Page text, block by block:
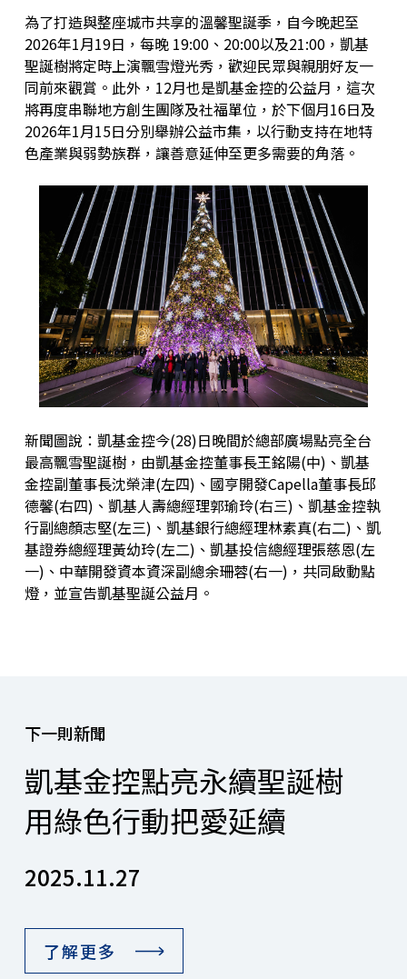
為了打造與整座城市共享的溫馨聖誕季，自今晚起至
2026年1月19日，每晚 19:00、20:00以及21:00，凱基
聖誕樹將定時上演飄雪燈光秀，歡迎民眾與親朋好友一
同前來觀賞。此外，12月也是凱基金控的公益月，這次
將再度串聯地方創生團隊及社福單位，於下個月16日及
2026年1月15日分別舉辦公益市集，以行動支持在地特
色產業與弱勢族群，讓善意延伸至更多需要的角落。
新聞圖說：凱基金控今(28)日晚間於總部廣場點亮全台
最高飄雪聖誕樹，由凱基金控董事長王銘陽(中)、凱基
金控副董事長沈榮津(左四)、國亨開發Capella董事長邱
德馨(右四)、凱基人壽總經理郭瑜玲(右三)、凱基金控執
行副總顏志堅(左三)、凱基銀行總經理林素真(右二)、凱
基證券總經理黃幼玲(左二)、凱基投信總經理張慈恩(左
一)、中華開發資本資深副總余珊蓉(右一)，共同啟動點
燈，並宣告凱基聖誕公益月。
下一則新聞
凱基金控點亮永續聖誕樹
用綠色行動把愛延續
2025.11.27
了解更多